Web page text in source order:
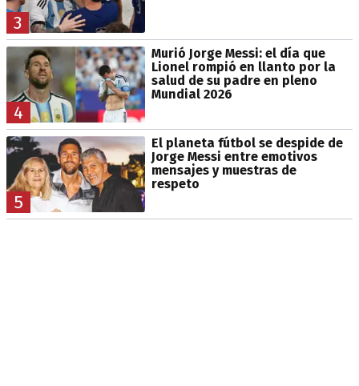
3
4
Murió Jorge Messi: el día que
Lionel rompió en llanto por la
salud de su padre en pleno
Mundial 2026
5
El planeta fútbol se despide de
Jorge Messi entre emotivos
mensajes y muestras de
respeto